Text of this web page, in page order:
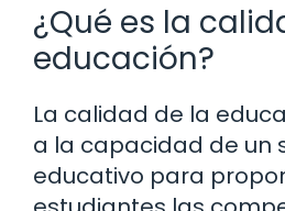
¿Qué es la
educación?
La calidad de la
a la capacidad de un
educativo para